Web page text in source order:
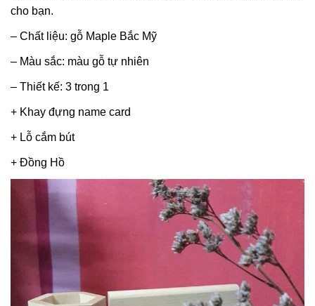
cho bạn.
– Chất liệu: gỗ Maple Bắc Mỹ
– Màu sắc: màu gỗ tự nhiên
– Thiết kế: 3 trong 1
+ Khay đựng name card
+ Lỗ cắm bút
+ Đồng Hồ